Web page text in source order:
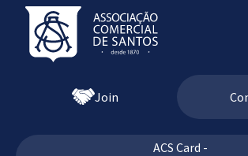
Join
ACS Card -